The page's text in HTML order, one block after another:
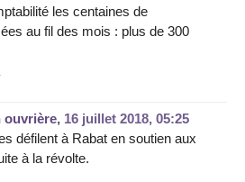
les centaines de
au fil des mois : plus de 300
ouvrière, 16 juillet 2018, 05:25
défilent à Rabat en soutien aux
à la révolte.